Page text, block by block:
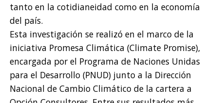
tanto en la cotidianeidad como en la economía
del país.
Esta investigación se realizó en el marco de la
iniciativa Promesa Climática (Climate Promise),
encargada por el Programa de Naciones Unidas
para el Desarrollo (PNUD) junto a la Dirección
Nacional de Cambio Climático de la cartera a